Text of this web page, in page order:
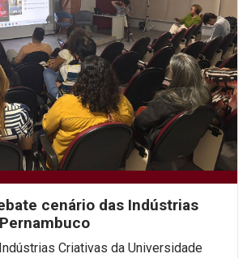
cenário das Indústrias
Criativas da Universidade